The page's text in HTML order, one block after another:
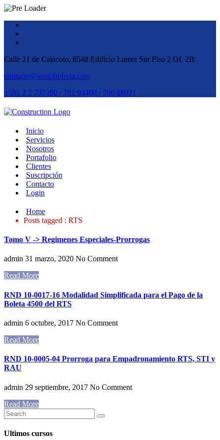
Calle 21 de Calacoto, 8548 Edificio Larrea Sur Piso 2 Of. 2B
contacto@aristabolivia.com
+591 2 2 797390 / 701 94400 / 706 88021
Inicio
Servicios
Nosotros
Portafolio
Clientes
Suscripción
Contacto
Login
Home
Posts tagged : RTS
Tomo V -> Regimenes Especiales-Prorrogas
admin 31 marzo, 2020 No Comment
Read More
RND 10-0017-16 Modalidad Simplificada para el Pago de la
Boleta 4500 del RTS
admin 6 octubre, 2017 No Comment
Read More
RND 10-0005-04 Prorroga para Empadronamiento RTS, STI y
RAU
admin 29 septiembre, 2017 No Comment
Read More
Ultimos cursos